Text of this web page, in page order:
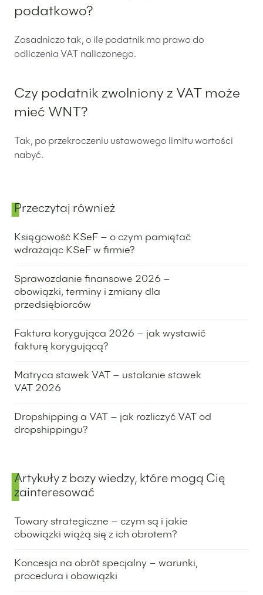
podatkowo?
Zasadniczo tak, o ile podatnik ma prawo do
odliczenia VAT naliczonego.
Czy podatnik zwolniony z VAT może
mieć WNT?
Tak, po przekroczeniu ustawowego limitu wartości
nabyć.
Panel boczny
Przeczytaj również
Księgowość KSeF – o czym pamiętać
wdrażając KSeF w firmie?
Sprawozdanie finansowe 2026 –
obowiązki, terminy i zmiany dla
przedsiębiorców
Faktura korygująca 2026 – jak wystawić
fakturę korygującą?
Matryca stawek VAT – ustalanie stawek
VAT 2026
Dropshipping a VAT – jak rozliczyć VAT od
dropshippingu?
Artykuły z bazy wiedzy, które mogą Cię
zainteresować
Towary strategiczne – czym są i jakie
obowiązki wiążą się z ich obrotem?
Koncesja na obrót specjalny – warunki,
procedura i obowiązki